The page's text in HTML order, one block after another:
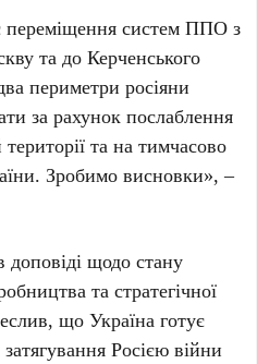
переміщення систем ППО з
та до Керченського
периметри росіяни
за рахунок послаблення
та на тимчасово
Зробимо висновки», –
доповіді щодо стану
та стратегічної
що Україна готує
Росією війни